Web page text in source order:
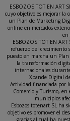
ESBOZOS TOT EN ART
cuyo objetivo es mejorar la
un Plan de Marketing
online en mercados
en
ESBOZOS TOT EN
refuerzo del crecimiento
puesto en marcha un
la transformación
internacionales
Xpande Digital
Actividad financiada por
Comercio y Turismo, en
municipios
Esbozos totenart SL ha
objetivo es promover el
gracias al cual ha